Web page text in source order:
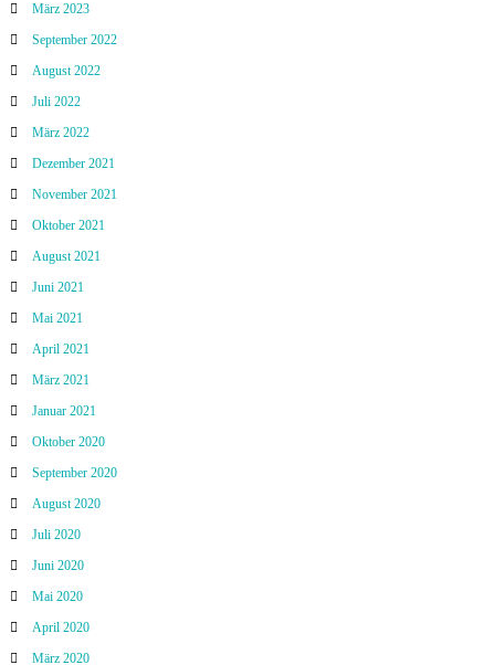
März 2023
September 2022
August 2022
Juli 2022
März 2022
Dezember 2021
November 2021
Oktober 2021
August 2021
Juni 2021
Mai 2021
April 2021
März 2021
Januar 2021
Oktober 2020
September 2020
August 2020
Juli 2020
Juni 2020
Mai 2020
April 2020
März 2020